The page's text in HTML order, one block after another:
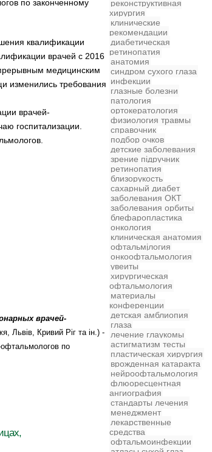
по законченному
квалификации
врачей с 2016
медицинским
изменились требования
врачей-
госпитализации.
врачей-
Львів, Кривий Ріг та ін.) -
по
реконструктивная
хирургия
клинические
рекомендации
диабетическая
ретинопатия
анатомия
синдром сухого глаза
инфекции
глазные болезни
патология
ортокератология
физиология травмы
справочник
подбор очков
детские заболевания
зрение підручник
ретинопатия
близорукость
сахарный диабет
заболевания ОКТ
заболевания орбиты
блефаропластика
онкология
клиническая анатомия
офтальмjлогия
онкоофтальмология
увеиты
хирургическая
офтальмология
материалы
конференции
детская амблиопия
глаза
лечение глаукомы
астигматизм тесты
пластическая хирургия
врожденная катаракта
нейроофтальмология
флюоресцентная
ангиография
стандарты лечения
менеджмент
лекарственные
средства
офтальмоинфекции